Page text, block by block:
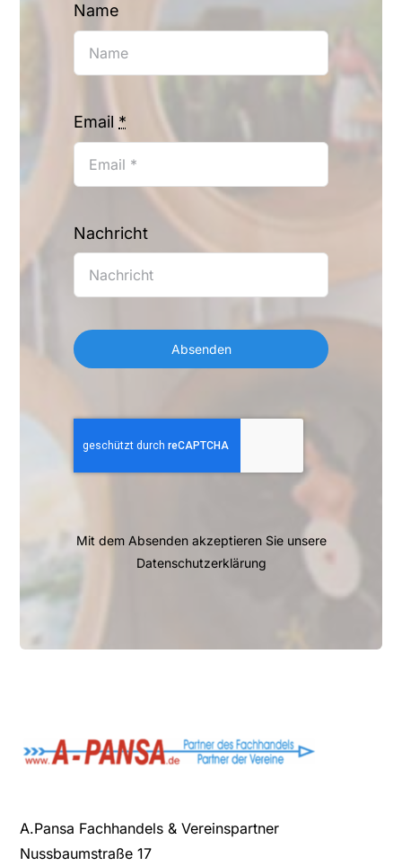
Name
Email *
Nachricht
Absenden
Mit dem Absenden akzeptieren Sie unsere
Datenschutzerklärung
A.Pansa Fachhandels & Vereinspartner
Nussbaumstraße 17